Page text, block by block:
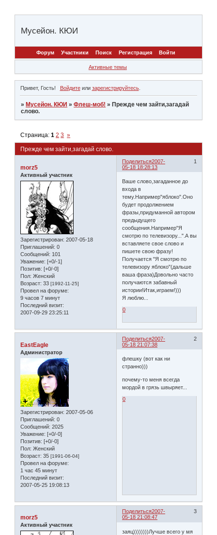
Мусейон. КЮИ
Форум Участники Поиск Регистрация Войти
Активные темы
Привет, Гость! Войдитеили зарегистрируйтесь.
» Мусейон. КЮИ »Флеш-моб! » Прежде чем зайти,загадай
слово.
Прежде чем зайти,загадай слово.
Страница:1 2 3 »
Поделиться 1
2007-
05-18 18:28:13
morz5
Активный участник
Зарегистрирован: 2007-05-18
Приглашений: 0
Сообщений: 101
Уважение: [+0/-1]
Позитив: [+0/-0]
Пол: Женский
Возраст: 33 [1992-11-25]
Провел на форуме:
9 часов 7 минут
Последний визит:
2007-09-29 23:25:11
Ваше слово,загаданное до
входа в
тему.Например"яблоко".Оно
будет продолжением
фразы,придуманной автором
предыдущего
сообщения.Например"Я
смотрю по телевизору...".А вы
вставляете свое слово и
пишете свою фразу!
Получается "Я смотрю по
телевизору яблоко"(дальше
ваша фраза)Довольно часто
получаются забавный
истории!Итак,играем!)))
Я люблю...
0
Поделиться 2
2007-
05-18 21:07:38
EastEagle
Администратор
Зарегистрирован: 2007-05-06
Приглашений: 0
Сообщений: 2025
Уважение: [+0/-0]
Позитив: [+0/-0]
Пол: Женский
Возраст: 35 [1991-06-04]
Провел на форуме:
1 час 45 минут
Последний визит:
2007-05-25 19:08:13
флешку (вот как ни
странно)))
почему-то меня всегда
мордой в грязь швыряет...
0
Поделиться 3
2007-
05-18 21:08:47
morz5
Активный участник
заяц))))))))Лучше всего у мя